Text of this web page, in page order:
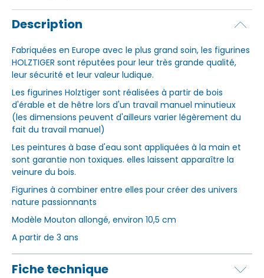
Description
Fabriquées en Europe avec le plus grand soin, les figurines
HOLZTIGER sont réputées pour leur très grande qualité,
leur sécurité et leur valeur ludique.
Les figurines Holztiger sont réalisées à partir de bois
d'érable et de hêtre lors d'un travail manuel minutieux
(les dimensions peuvent d'ailleurs varier légèrement du
fait du travail manuel)
Les peintures à base d'eau sont appliquées à la main et
sont garantie non toxiques. elles laissent apparaître la
veinure du bois.
Figurines à combiner entre elles pour créer des univers
nature passionnants
Modèle Mouton allongé, environ 10,5 cm
A partir de 3 ans
Fiche technique